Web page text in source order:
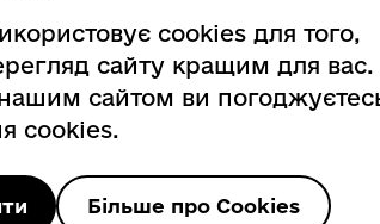
силу ветеранськоїcookies для того,
сайту кращим для вас.
сайтом ви
cookies.
Більше про Cookies